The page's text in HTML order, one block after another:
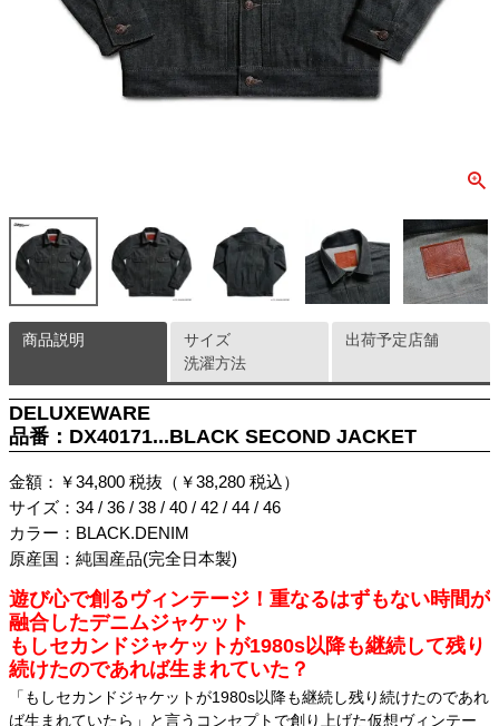
商品説明
DELUXEWARE
品番：DX40171...BLACK SECOND JACKET
金額：￥34,800 税抜（￥38,280 税込）
サイズ：34 / 36 / 38 / 40 / 42 / 44 / 46
カラー：BLACK.DENIM
原産国：純国産品(完全日本製)
遊び心で創るヴィンテージ！重なるはずもない時間が
融合したデニムジャケット
もしセカンドジャケットが1980s以降も継続して残り
続けたのであれば生まれていた？
「もしセカンドジャケットが1980s以降も継続し残り続けたのであれ
ば生まれていたら」と言うコンセプトで創り上げた仮想ヴィンテー
サイズ
洗濯方法
出荷予定店舗